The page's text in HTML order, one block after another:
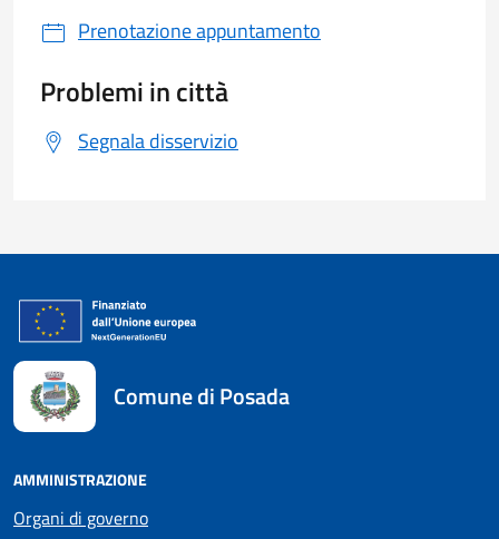
Prenotazione appuntamento
Problemi in città
Segnala disservizio
Comune di Posada
AMMINISTRAZIONE
Organi di governo